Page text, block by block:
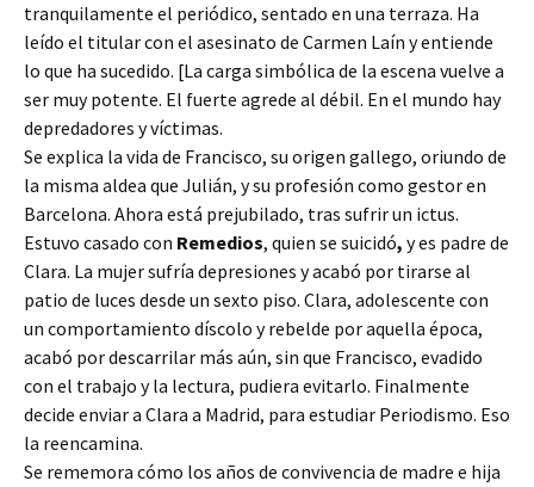
tranquilamente el periódico, sentado en una terraza. Ha
leído el titular con el asesinato de Carmen Laín y entiende
lo que ha sucedido. [La carga simbólica de la escena vuelve a
ser muy potente. El fuerte agrede al débil. En el mundo hay
depredadores y víctimas.
Se explica la vida de Francisco, su origen gallego, oriundo de
la misma aldea que Julián, y su profesión como gestor en
Barcelona. Ahora está prejubilado, tras sufrir un ictus.
Estuvo casado con Remedios, quien se suicidó, y es padre de
Clara. La mujer sufría depresiones y acabó por tirarse al
patio de luces desde un sexto piso. Clara, adolescente con
un comportamiento díscolo y rebelde por aquella época,
acabó por descarrilar más aún, sin que Francisco, evadido
con el trabajo y la lectura, pudiera evitarlo. Finalmente
decide enviar a Clara a Madrid, para estudiar Periodismo. Eso
la reencamina.
Se rememora cómo los años de convivencia de madre e hija